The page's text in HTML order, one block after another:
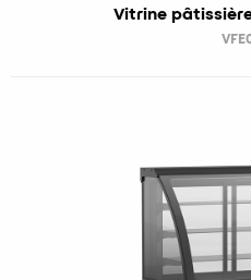
Vitrine